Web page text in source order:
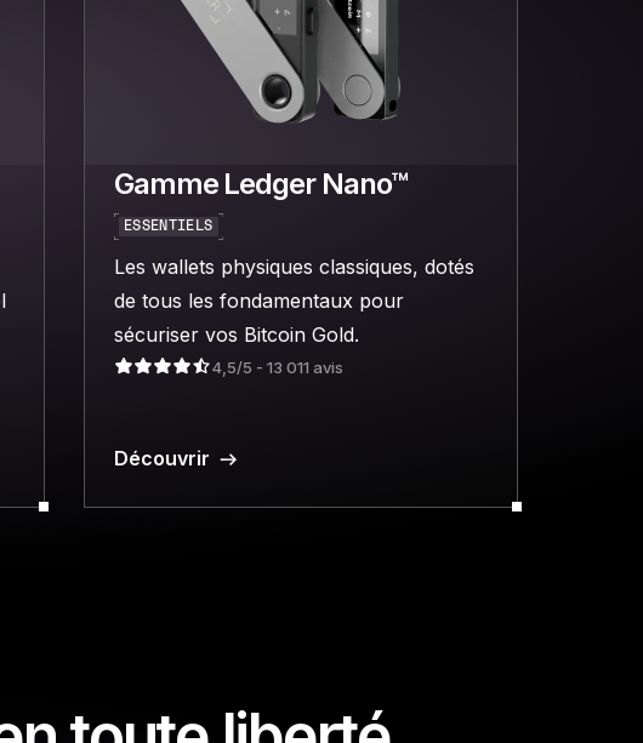
Gamme Ledger Nano™
ESSENTIELS
Les wallets physiques classiques, dotés
de tous les fondamentaux pour
sécuriser vos Bitcoin Gold.
4,5/5 - 13 011 avis
Découvrir